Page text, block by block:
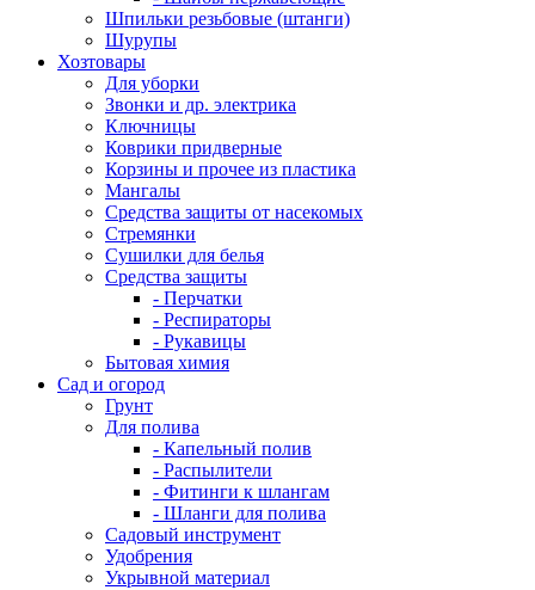
Шпильки резьбовые (штанги)
Шурупы
Хозтовары
Для уборки
Звонки и др. электрика
Ключницы
Коврики придверные
Корзины и прочее из пластика
Мангалы
Средства защиты от насекомых
Стремянки
Сушилки для белья
Средства защиты
- Перчатки
- Респираторы
- Рукавицы
Бытовая химия
Сад и огород
Грунт
Для полива
- Капельный полив
- Распылители
- Фитинги к шлангам
- Шланги для полива
Садовый инструмент
Удобрения
Укрывной материал